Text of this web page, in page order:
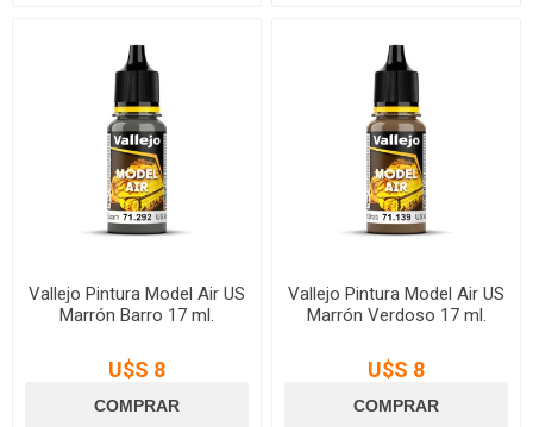
Vallejo Pintura Model Air US
Marrón Barro 17 ml.
U$S 8
Vallejo Pintura Model Air US
Marrón Verdoso 17 ml.
U$S 8